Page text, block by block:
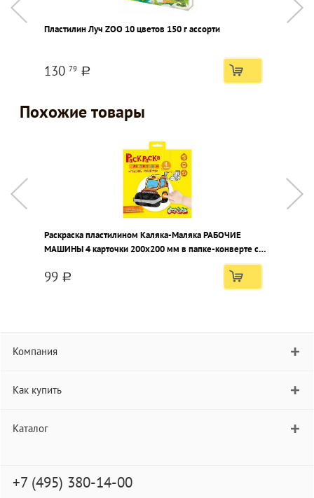
Пластилин Луч ZOO 10 цветов 150 г ассорти
130 79 a
Похожие товары
Раскраска пластилином Каляка-Маляка РАБОЧИЕ
МАШИНЫ 4 карточки 200х200 мм в папке-конверте с
99 a
Компания
Как купить
Каталог
+7 (495) 380-14-00